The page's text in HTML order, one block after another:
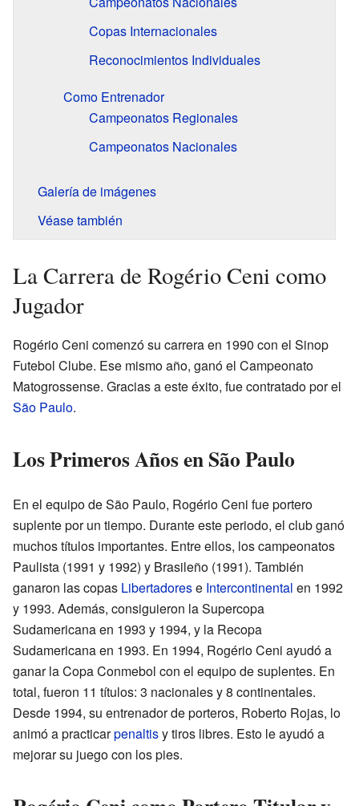
Copas Internacionales
Reconocimientos Individuales
Como Entrenador
Campeonatos Regionales
Campeonatos Nacionales
Galería de imágenes
Véase también
La Carrera de Rogério Ceni como
Jugador
Rogério Ceni comenzó su carrera en 1990 con el Sinop
Futebol Clube. Ese mismo año, ganó el Campeonato
Matogrossense. Gracias a este éxito, fue contratado por el
São Paulo.
Los Primeros Años en São Paulo
En el equipo de São Paulo, Rogério Ceni fue portero
suplente por un tiempo. Durante este periodo, el club ganó
muchos títulos importantes. Entre ellos, los campeonatos
Paulista (1991 y 1992) y Brasileño (1991). También
ganaron las copas Libertadorese Intercontinental en 1992
y 1993. Además, consiguieron la Supercopa
Sudamericana en 1993 y 1994, y la Recopa
Sudamericana en 1993. En 1994, Rogério Ceni ayudó a
ganar la Copa Conmebol con el equipo de suplentes. En
total, fueron 11 títulos: 3 nacionales y 8 continentales.
Desde 1994, su entrenador de porteros, Roberto Rojas, lo
animó a practicarpenaltisy tiros libres. Esto le ayudó a
mejorar su juego con los pies.